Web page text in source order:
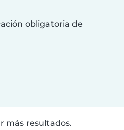
obligatoria de
más resultados.